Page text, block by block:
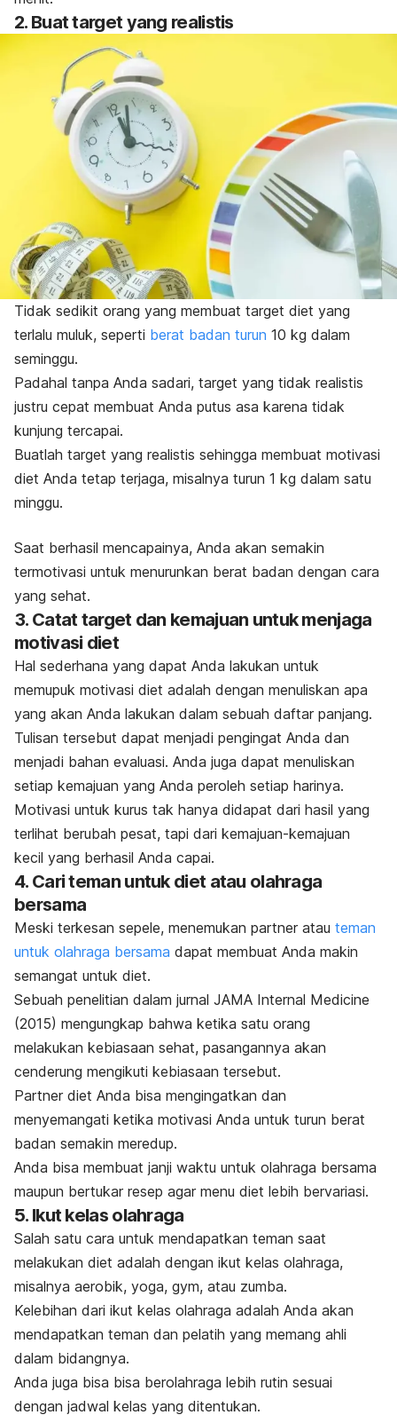
2. Buat target yang realistis
Tidak sedikit orang yang membuat target diet yang
terlalu muluk, seperti berat badan turun 10 kg dalam
seminggu.
Padahal tanpa Anda sadari, target yang tidak realistis
justru cepat membuat Anda putus asa karena tidak
kunjung tercapai.
Buatlah target yang realistis sehingga membuat motivasi
diet Anda tetap terjaga, misalnya turun 1 kg dalam satu
minggu.
Saat berhasil mencapainya, Anda akan semakin
termotivasi untuk menurunkan berat badan dengan cara
yang sehat.
3. Catat target dan kemajuan untuk menjaga
motivasi diet
Hal sederhana yang dapat Anda lakukan untuk
memupuk motivasi diet adalah dengan menuliskan apa
yang akan Anda lakukan dalam sebuah daftar panjang.
Tulisan tersebut dapat menjadi pengingat Anda dan
menjadi bahan evaluasi. Anda juga dapat menuliskan
setiap kemajuan yang Anda peroleh setiap harinya.
Motivasi untuk kurus tak hanya didapat dari hasil yang
terlihat berubah pesat, tapi dari kemajuan-kemajuan
kecil yang berhasil Anda capai.
4. Cari teman untuk diet atau olahraga
bersama
Meski terkesan sepele, menemukan partner atau teman
untuk olahraga bersama dapat membuat Anda makin
semangat untuk diet.
Sebuah penelitian dalam jurnal JAMA Internal Medicine
(2015) mengungkap bahwa ketika satu orang
melakukan kebiasaan sehat, pasangannya akan
cenderung mengikuti kebiasaan tersebut.
Partner diet Anda bisa mengingatkan dan
menyemangati ketika motivasi Anda untuk turun berat
badan semakin meredup.
Anda bisa membuat janji waktu untuk olahraga bersama
maupun bertukar resep agar menu diet lebih bervariasi.
5. Ikut kelas olahraga
Salah satu cara untuk mendapatkan teman saat
melakukan diet adalah dengan ikut kelas olahraga,
misalnya aerobik, yoga, gym, atau zumba.
Kelebihan dari ikut kelas olahraga adalah Anda akan
mendapatkan teman dan pelatih yang memang ahli
dalam bidangnya.
Anda juga bisa bisa berolahraga lebih rutin sesuai
dengan jadwal kelas yang ditentukan.